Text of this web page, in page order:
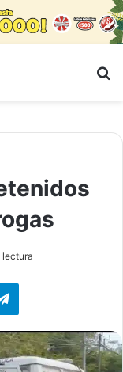
lectura
Telegram